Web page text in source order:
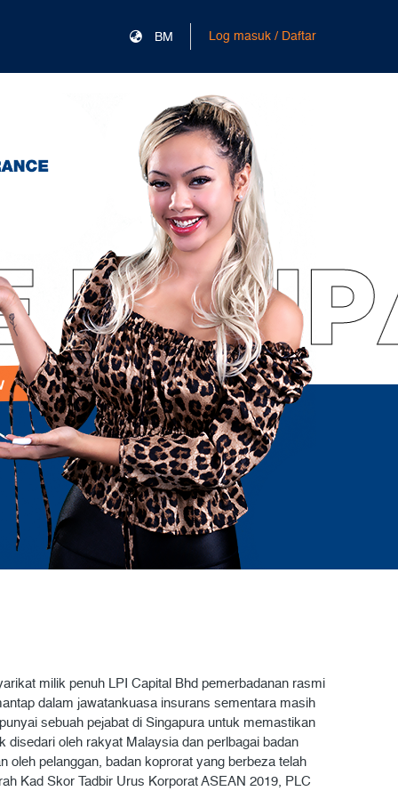
BM Log masuk / Daftar
milik penuh LPI Capital Bhd pemerbadanan rasmi
dalam jawatankuasa insurans sementara masih
sebuah pejabat di Singapura untuk memastikan
disedari oleh rakyat Malaysia dan perlbagai badan
oleh pelanggan, badan koprorat yang berbeza telah
Kad Skor Tadbir Urus Korporat ASEAN 2019, PLC